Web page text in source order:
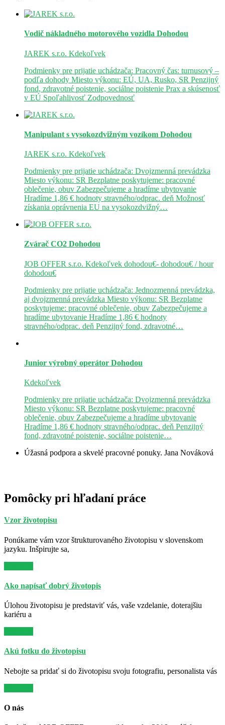
Vodič nákladného motorového vozidla Dohodou
JAREK s.r.o. Kdekoľvek
Podmienky pre prijatie uchádzača: Pracovný čas: turnusový –
podľa dohody Miesto výkonu: EÚ, UA, Rusko, SR Penzijný
fond, zdravotné poistenie, sociálne poistenie Prax a skúsenosť
v EÚ Spoľahlivosť Zodpovednosť
Manipulant s vysokozdvižným vozíkom Dohodou
JAREK s.r.o. Kdekoľvek
Podmienky pre prijatie uchádzača: Dvojzmenná prevádzka
Miesto výkonu: SR Bezplatne poskytujeme: pracovné
oblečenie, obuv Zabezpečujeme a hradíme ubytovanie
Hradíme 1,86 € hodnoty stravného/odprac. deň Možnosť
získania oprávnenia EU na vysokozdvižný…
Zvárač CO2 Dohodou
JOB OFFER s.r.o. Kdekoľvek dohodou€- dohodou€ / hour
dohodou€
Podmienky pre prijatie uchádzača: Jednozmenná prevádzka,
aj dvojzmenná prevádzka Miesto výkonu: SR Bezplatne
poskytujeme: pracovné oblečenie, obuv Zabezpečujeme a
hradíme ubytovanie Hradíme 1,86 € hodnoty
stravného/odprac. deň Penzijný fond, zdravotné…
Junior výrobný operátor Dohodou
Kdekoľvek
Podmienky pre prijatie uchádzača: Dvojzmenná prevádzka
Miesto výkonu: SR Bezplatne poskytujeme: pracovné
oblečenie, obuv Zabezpečujeme a hradíme ubytovanie
Hradíme 1,86 € hodnoty stravného/odprac. deň Penzijný
fond, zdravotné poistenie, sociálne poistenie…
Úžasná podpora a skvelé pracovné ponuky. Jana Nováková
Pomôcky pri hľadaní práce
Vzor životopisu
Ponúkame vám vzor štrukturovaného životopisu v slovenskom
jazyku. Inšpirujte sa,
Ako napísať dobrý životopis
Úlohou životopisu je predstaviť vás, vaše vzdelanie, doterajšiu
kariéru a
Akú fotku do životopisu
Nebojte sa pridať si do životopisu svoju fotografiu, personalista vás
O nás